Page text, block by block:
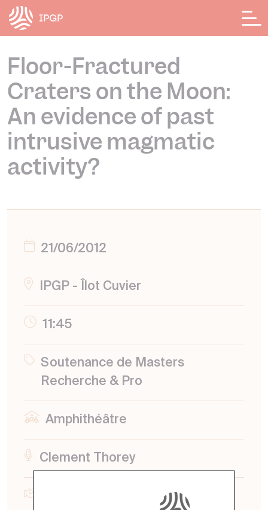
Floor-Fractured
Craters on the Moon:
An evidence of past
intrusive magmatic
activity?
21/06/2012
IPGP - Îlot Cuvier
11:45
Soutenance de Masters
Recherche & Pro
Amphithéâtre
Clement Thorey
Panneau de gestion des cookies